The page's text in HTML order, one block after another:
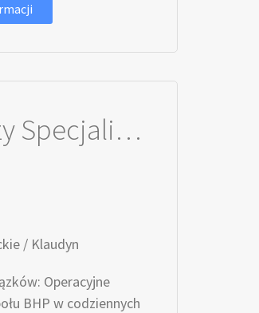
Młodszy Specjalista / Młodsza Specjalistka ds. BHP
/ Klaudyn
Operacyjne
BHP w codziennych